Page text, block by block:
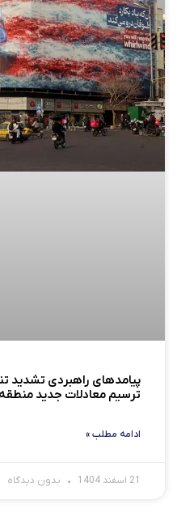
پیامدهای راهبردی تشدید
ترسیم معادلات جدید
ادامه مطلب »
21 اسفند 1404 بدون دیدگاه